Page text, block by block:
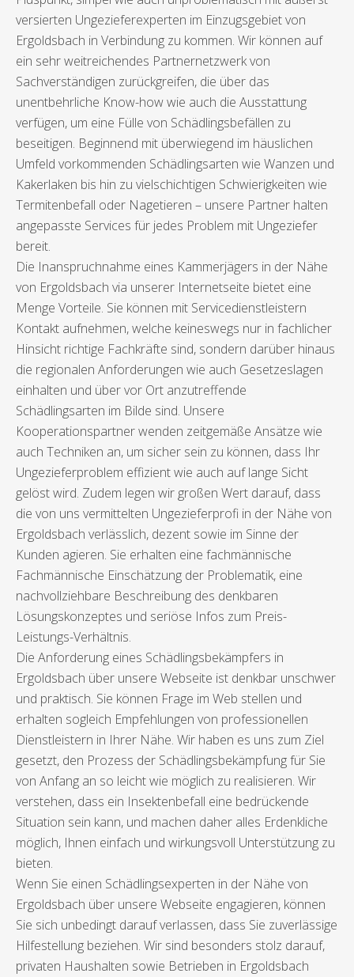
versierten Ungezieferexperten im Einzugsgebiet von
Ergoldsbach in Verbindung zu kommen. Wir können auf
ein sehr weitreichendes Partnernetzwerk von
Sachverständigen zurückgreifen, die über das
unentbehrliche Know-how wie auch die Ausstattung
verfügen, um eine Fülle von Schädlingsbefällen zu
beseitigen. Beginnend mit überwiegend im häuslichen
Umfeld vorkommenden Schädlingsarten wie Wanzen und
Kakerlaken bis hin zu vielschichtigen Schwierigkeiten wie
Termitenbefall oder Nagetieren – unsere Partner halten
angepasste Services für jedes Problem mit Ungeziefer
bereit.
Die Inanspruchnahme eines Kammerjägers in der Nähe
von Ergoldsbach via unserer Internetseite bietet eine
Menge Vorteile. Sie können mit Servicedienstleistern
Kontakt aufnehmen, welche keineswegs nur in fachlicher
Hinsicht richtige Fachkräfte sind, sondern darüber hinaus
die regionalen Anforderungen wie auch Gesetzeslagen
einhalten und über vor Ort anzutreffende
Schädlingsarten im Bilde sind. Unsere
Kooperationspartner wenden zeitgemäße Ansätze wie
auch Techniken an, um sicher sein zu können, dass Ihr
Ungezieferproblem effizient wie auch auf lange Sicht
gelöst wird. Zudem legen wir großen Wert darauf, dass
die von uns vermittelten Ungezieferprofi in der Nähe von
Ergoldsbach verlässlich, dezent sowie im Sinne der
Kunden agieren. Sie erhalten eine fachmännische
Fachmännische Einschätzung der Problematik, eine
nachvollziehbare Beschreibung des denkbaren
Lösungskonzeptes und seriöse Infos zum Preis-
Leistungs-Verhältnis.
Die Anforderung eines Schädlingsbekämpfers in
Ergoldsbach über unsere Webseite ist denkbar unschwer
und praktisch. Sie können Frage im Web stellen und
erhalten sogleich Empfehlungen von professionellen
Dienstleistern in Ihrer Nähe. Wir haben es uns zum Ziel
gesetzt, den Prozess der Schädlingsbekämpfung für Sie
von Anfang an so leicht wie möglich zu realisieren. Wir
verstehen, dass ein Insektenbefall eine bedrückende
Situation sein kann, und machen daher alles Erdenkliche
möglich, Ihnen einfach und wirkungsvoll Unterstützung zu
bieten.
Wenn Sie einen Schädlingsexperten in der Nähe von
Ergoldsbach über unsere Webseite engagieren, können
Sie sich unbedingt darauf verlassen, dass Sie zuverlässige
Hilfestellung beziehen. Wir sind besonders stolz darauf,
privaten Haushalten sowie Betrieben in Ergoldsbach